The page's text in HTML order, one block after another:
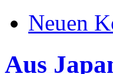
Neuen
Aus